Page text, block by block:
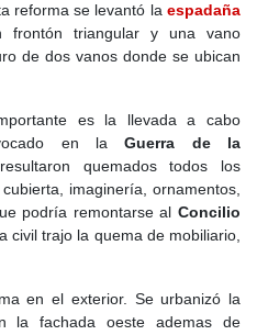
resonaban en la sierra. En
Castilla ,tomó Toledoy con él,
musulmana de la zona se vio
de Castilla
de Venturadacambió de manos,
a los castellanos para vigilar
el sur. Sin embargo, con el
la torre perdió importancia
a poblarse con repobladores
otro mudéjar que prefirió
pastos y tierras de cultivo, y
reforma se levantó la espadaña
frontón triangular y una vano
de dos vanos donde se ubican
es la llevada a cabo
en laGuerra de la
quemados todos los
imaginería, ornamentos,
podría remontarse al Concilio
civil trajo la quema de mobiliario,
en el exterior. Se urbanizó la
la fachada oeste ademas de